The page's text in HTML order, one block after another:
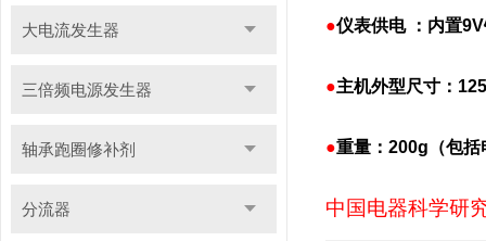
大电流发生器
三倍频电源发生器
轴承跑圈修补剂
分流器
●仪表供电 ：内置
●主机外型尺寸：
●重量：200g（包括
中国电器科学研